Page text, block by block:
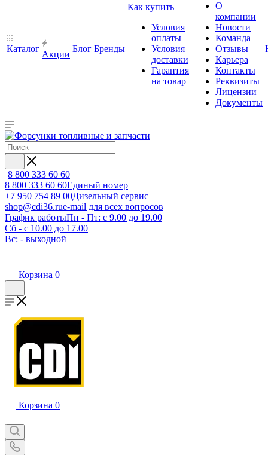
Каталог
Акции
Блог Бренды
Как купить
Условия
оплаты
Условия
доставки
Гарантия
на товар
О
компании
Новости
Команда
Отзывы
Карьера
Контакты
Реквизиты
Лицензии
Документы
8 800 333 60 60
8 800 333 60 60Единый номер
+7 950 754 89 00Дизельный сервис
shop@cdi36.rue-mail для всех вопросов
График работыПн - Пт: с 9.00 до 19.00
Сб - с 10.00 до 17.00
Вс: - выходной
Корзина 0
Корзина 0